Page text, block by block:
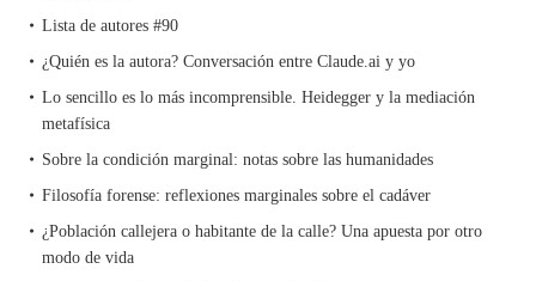
Lista de autores #90
¿Quién es la autora? Conversación entre Claude.ai y yo
Lo sencillo es lo más incomprensible. Heidegger y la mediación
metafísica
Sobre la condición marginal: notas sobre las humanidades
Filosofía forense: reflexiones marginales sobre el cadáver
¿Población callejera o habitante de la calle? Una apuesta por otro
modo de vida